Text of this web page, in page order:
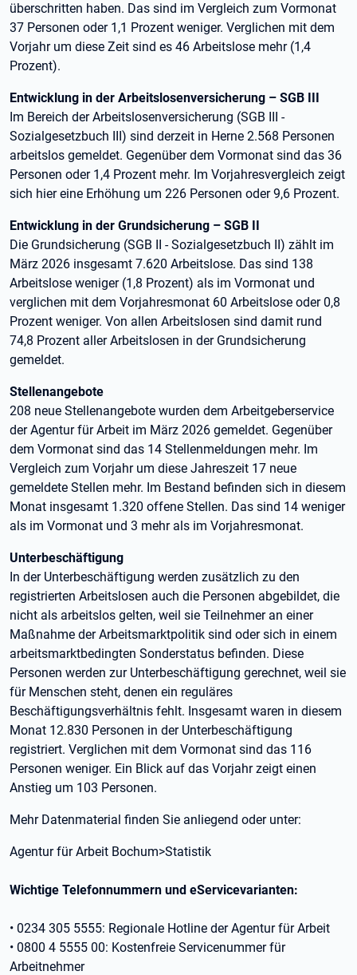
überschritten haben. Das sind im Vergleich zum Vormonat
37 Personen oder 1,1 Prozent weniger. Verglichen mit dem
Vorjahr um diese Zeit sind es 46 Arbeitslose mehr (1,4
Prozent).
Entwicklung in der Arbeitslosenversicherung – SGB III
Im Bereich der Arbeitslosenversicherung (SGB III -
Sozialgesetzbuch III) sind derzeit in Herne 2.568 Personen
arbeitslos gemeldet. Gegenüber dem Vormonat sind das 36
Personen oder 1,4 Prozent mehr. Im Vorjahresvergleich zeigt
sich hier eine Erhöhung um 226 Personen oder 9,6 Prozent.
Entwicklung in der Grundsicherung – SGB II
Die Grundsicherung (SGB II - Sozialgesetzbuch II) zählt im
März 2026 insgesamt 7.620 Arbeitslose. Das sind 138
Arbeitslose weniger (1,8 Prozent) als im Vormonat und
verglichen mit dem Vorjahresmonat 60 Arbeitslose oder 0,8
Prozent weniger. Von allen Arbeitslosen sind damit rund
74,8 Prozent aller Arbeitslosen in der Grundsicherung
gemeldet.
Stellenangebote
208 neue Stellenangebote wurden dem Arbeitgeberservice
der Agentur für Arbeit im März 2026 gemeldet. Gegenüber
dem Vormonat sind das 14 Stellenmeldungen mehr. Im
Vergleich zum Vorjahr um diese Jahreszeit 17 neue
gemeldete Stellen mehr. Im Bestand befinden sich in diesem
Monat insgesamt 1.320 offene Stellen. Das sind 14 weniger
als im Vormonat und 3 mehr als im Vorjahresmonat.
Unterbeschäftigung
In der Unterbeschäftigung werden zusätzlich zu den
registrierten Arbeitslosen auch die Personen abgebildet, die
nicht als arbeitslos gelten, weil sie Teilnehmer an einer
Maßnahme der Arbeitsmarktpolitik sind oder sich in einem
arbeitsmarktbedingten Sonderstatus befinden. Diese
Personen werden zur Unterbeschäftigung gerechnet, weil sie
für Menschen steht, denen ein reguläres
Beschäftigungsverhältnis fehlt. Insgesamt waren in diesem
Monat 12.830 Personen in der Unterbeschäftigung
registriert. Verglichen mit dem Vormonat sind das 116
Personen weniger. Ein Blick auf das Vorjahr zeigt einen
Anstieg um 103 Personen.
Mehr Datenmaterial finden Sie anliegend oder unter:
Agentur für Arbeit Bochum>Statistik
Wichtige Telefonnummern und eServicevarianten:
• 0234 305 5555: Regionale Hotline der Agentur für Arbeit
• 0800 4 5555 00: Kostenfreie Servicenummer für
Arbeitnehmer